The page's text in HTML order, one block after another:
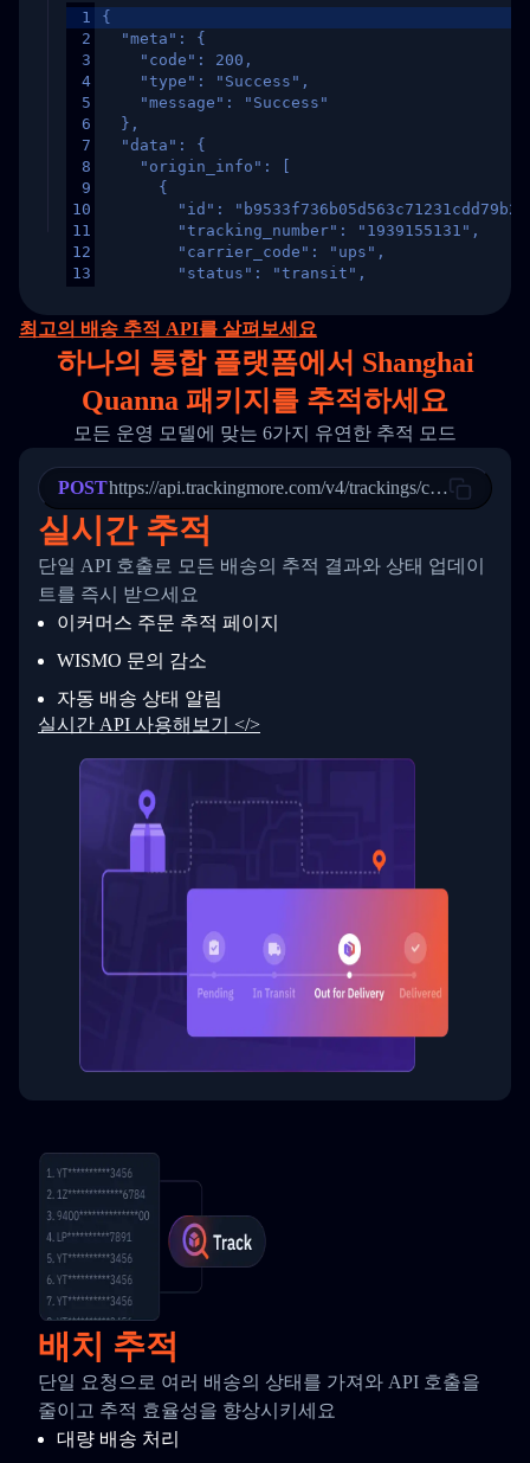
1
2
3
4
5
6
7
8
9
10
11
12
13
15
16
17
18
19
20
21
22
23
24
25
27
28
29
30
31
33
34
{
  "meta": {
    "code": 200,
    "type": "Success",
    "message": "Success"
  },
  "data": {
    "origin_info": [
      {
"id":
        "tracking_number": "1939155131",
        "carrier_code": "ups",
        "status": "transit",
"destination_country": "United
        "itemTimeLength": 2,
        "weblink": "",
        "phone": null,
        "trackinfo": [
          {
            "Date": "2017-03-08 04: 22: 00",
"StatusDescription": "Departed
"Details": "Departed Facility
          },
          {
            "Date": "2017-03-06 15:28:00",
"StatusDescription": "Shipment
"Details": "BEIJING-
          }
        ]
      }
  }
}
최고의 배송 추적 API를 살펴보세요
하나의 통합 플랫폼에서 Shanghai
Quanna 패키지를 추적하세요
모든 운영 모델에 맞는 6가지 유연한 추적 모드
POSThttps://api.trackingmore.com/v4/trackings/create
실시간 추적
단일 API 호출로 모든 배송의 추적 결과와 상태 업데이
트를 즉시 받으세요
이커머스 주문 추적 페이지
WISMO 문의 감소
자동 배송 상태 알림
실시간 API 사용해보기 </>
배치 추적
단일 요청으로 여러 배송의 상태를 가져와 API 호출을
줄이고 추적 효율성을 향상시키세요
대량 배송 처리